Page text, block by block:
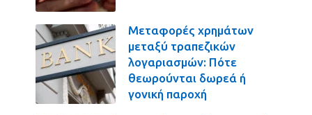
Μεταφορές χρημάτων
μεταξύ τραπεζικών
λογαριασμών: Πότε
θεωρούνται δωρεά ή
γονική παροχή